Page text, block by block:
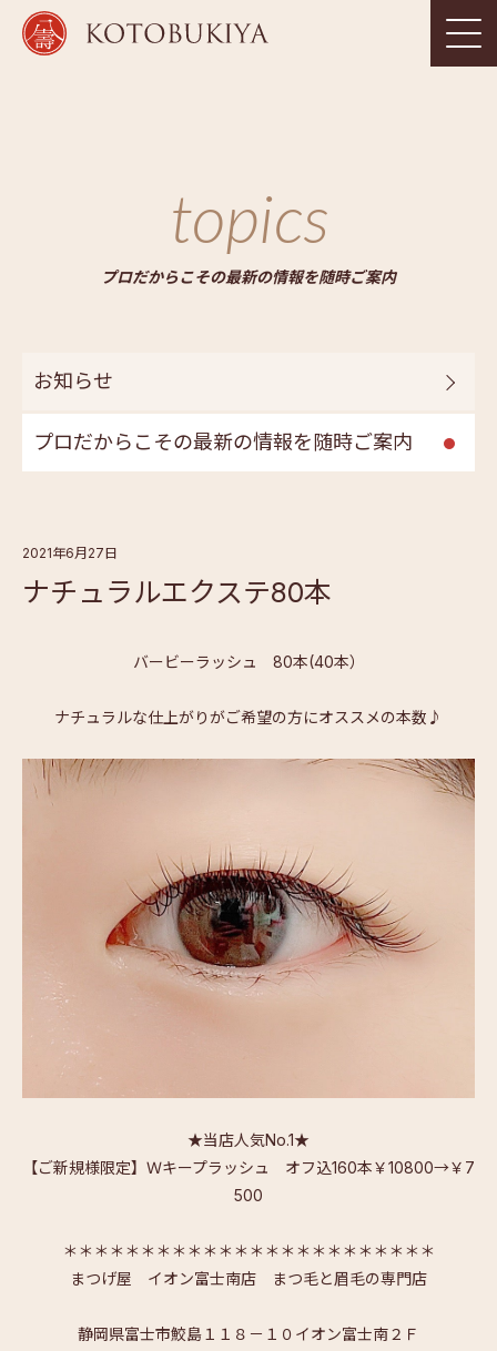
topics
プロだからこその最新の情報を随時ご案内
お知らせ
プロだからこその最新の情報を随時ご案内
2021年6月27日
ナチュラルエクステ80本
バービーラッシュ 80本(40本）
ナチュラルな仕上がりがご希望の方にオススメの本数♪
★当店人気No.1★
【ご新規様限定】Ｗキープラッシュ オフ込160本￥10800→￥7
500
＊＊＊＊＊＊＊＊＊＊＊＊＊＊＊＊＊＊＊＊＊＊＊＊
まつげ屋 イオン富士南店 まつ毛と眉毛の専門店
静岡県富士市鮫島１１８－１０イオン富士南２Ｆ